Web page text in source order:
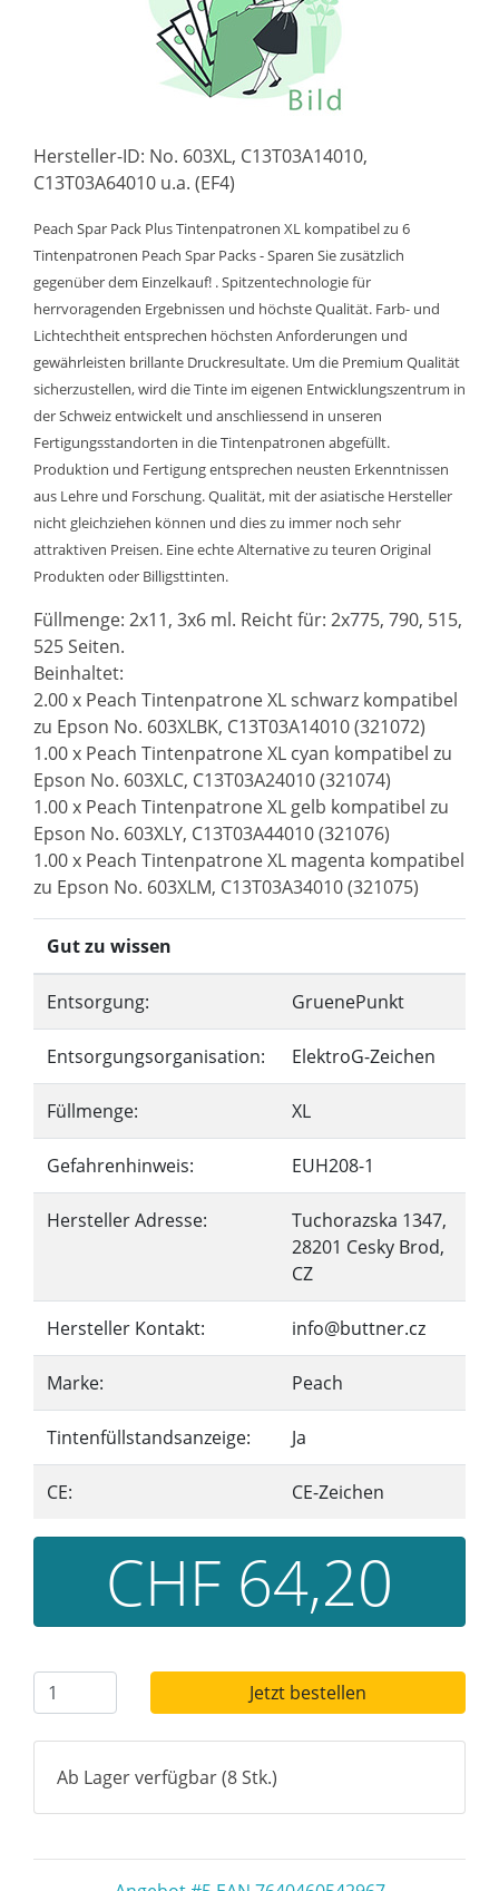
Hersteller-ID: No. 603XL, C13T03A14010,
C13T03A64010 u.a. (EF4)
Peach Spar Pack Plus Tintenpatronen XL kompatibel zu 6
Tintenpatronen Peach Spar Packs - Sparen Sie zusätzlich
gegenüber dem Einzelkauf! . Spitzentechnologie für
herrvoragenden Ergebnissen und höchste Qualität. Farb- und
Lichtechtheit entsprechen höchsten Anforderungen und
gewährleisten brillante Druckresultate. Um die Premium Qualität
sicherzustellen, wird die Tinte im eigenen Entwicklungszentrum in
der Schweiz entwickelt und anschliessend in unseren
Fertigungsstandorten in die Tintenpatronen abgefüllt.
Produktion und Fertigung entsprechen neusten Erkenntnissen
aus Lehre und Forschung. Qualität, mit der asiatische Hersteller
nicht gleichziehen können und dies zu immer noch sehr
attraktiven Preisen. Eine echte Alternative zu teuren Original
Produkten oder Billigsttinten.
Füllmenge: 2x11, 3x6 ml. Reicht für: 2x775, 790, 515,
525 Seiten.
Beinhaltet:
2.00 x Peach Tintenpatrone XL schwarz kompatibel
zu Epson No. 603XLBK, C13T03A14010 (321072)
1.00 x Peach Tintenpatrone XL cyan kompatibel zu
Epson No. 603XLC, C13T03A24010 (321074)
1.00 x Peach Tintenpatrone XL gelb kompatibel zu
Epson No. 603XLY, C13T03A44010 (321076)
1.00 x Peach Tintenpatrone XL magenta kompatibel
zu Epson No. 603XLM, C13T03A34010 (321075)
Gut zu wissen
Entsorgung: GruenePunkt
Entsorgungsorganisation: ElektroG-Zeichen
Füllmenge: XL
Gefahrenhinweis: EUH208-1
Hersteller Adresse:
Tuchorazska 1347,
28201 Cesky Brod,
CZ
Hersteller Kontakt: info@buttner.cz
Marke: Peach
Tintenfüllstandsanzeige: Ja
CE: CE-Zeichen
CHF 64,20
Jetzt bestellen
Ab Lager verfügbar (8 Stk.)